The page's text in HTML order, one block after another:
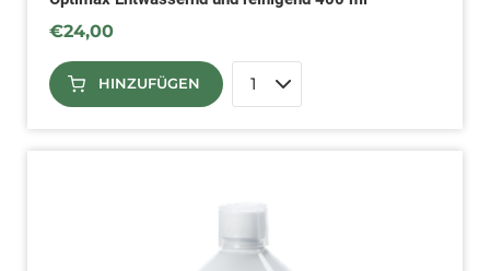
€24,00
HINZUFÜGEN